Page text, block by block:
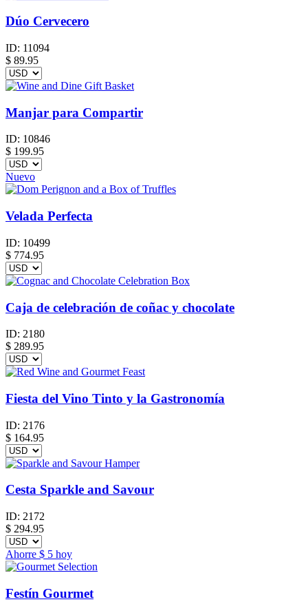
Dúo Cervecero
ID: 11094
$ 89.95
Manjar para Compartir
ID: 10846
$ 199.95
Nuevo
Velada Perfecta
ID: 10499
$ 774.95
Caja de celebración de coñac y chocolate
ID: 2180
$ 289.95
Fiesta del Vino Tinto y la Gastronomía
ID: 2176
$ 164.95
Cesta Sparkle and Savour
ID: 2172
$ 294.95
Ahorre $ 5 hoy
Festín Gourmet